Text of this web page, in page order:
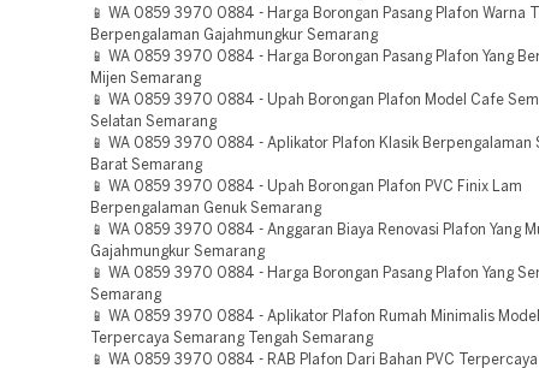
📱 WA 0859 3970 0884 - Harga Borongan Pasang Plafon Warna
Berpengalaman Gajahmungkur Semarang
📱 WA 0859 3970 0884 - Harga Borongan Pasang Plafon Yang
Mijen Semarang
📱 WA 0859 3970 0884 - Upah Borongan Plafon Model Cafe
Selatan Semarang
📱 WA 0859 3970 0884 - Aplikator Plafon Klasik Berpengalaman
Barat Semarang
📱 WA 0859 3970 0884 - Upah Borongan Plafon PVC Finix Lam
Berpengalaman Genuk Semarang
📱 WA 0859 3970 0884 - Anggaran Biaya Renovasi Plafon Yang
Gajahmungkur Semarang
📱 WA 0859 3970 0884 - Harga Borongan Pasang Plafon Yang
Semarang
📱 WA 0859 3970 0884 - Aplikator Plafon Rumah Minimalis
Terpercaya Semarang Tengah Semarang
📱 WA 0859 3970 0884 - RAB Plafon Dari Bahan PVC